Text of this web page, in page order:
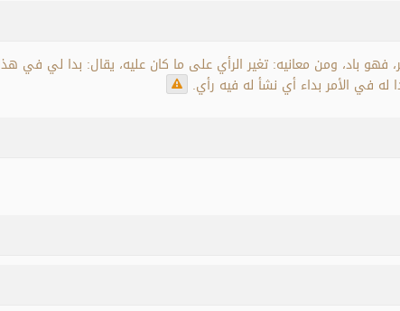
باد، ومن معانيه: تغير الرأي على ما كان عليه، يقال: بدا لي في هذا
له في الأمر بداء أي نشأ له فيه رأي.